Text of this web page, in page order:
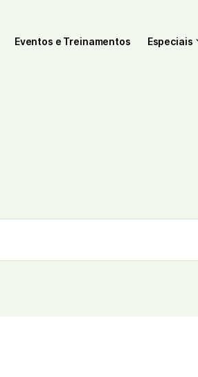
Eventos e Treinamentos Especiais